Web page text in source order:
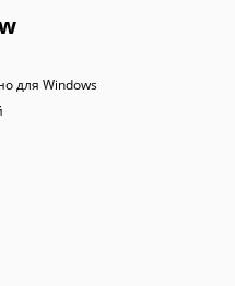
для Windows